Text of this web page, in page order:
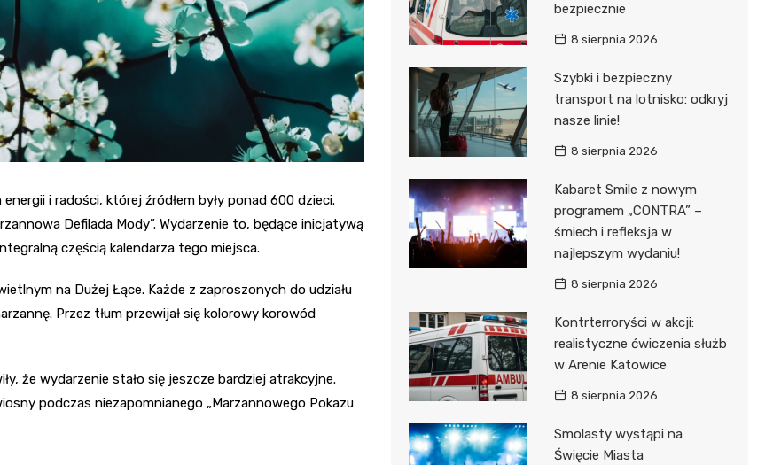
i radości, której źródłem były ponad 600 dzieci.
Defilada Mody”. Wydarzenie to, będące inicjatywą
częścią kalendarza tego miejsca.
na Dużej Łące. Każde z zaproszonych do udziału
Przez tłum przewijał się kolorowy korowód
że wydarzenie stało się jeszcze bardziej atrakcyjne.
podczas niezapomnianego „Marzannowego Pokazu
bezpiecznie
8 sierpnia 2026
Szybki i bezpieczny
transport na lotnisko: odkryj
nasze linie!
8 sierpnia 2026
Kabaret Smile z nowym
programem „CONTRA” –
śmiech i refleksja w
najlepszym wydaniu!
8 sierpnia 2026
Kontrterroryści w akcji:
realistyczne ćwiczenia służb
w Arenie Katowice
8 sierpnia 2026
Smolasty wystąpi na
Święcie Miasta